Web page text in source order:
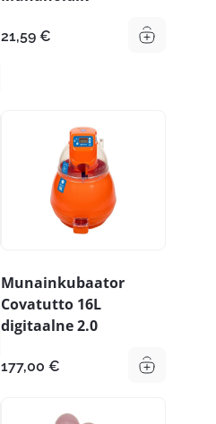
21,59 €
Munainkubaator
Covatutto 16L
digitaalne 2.0
177,00 €